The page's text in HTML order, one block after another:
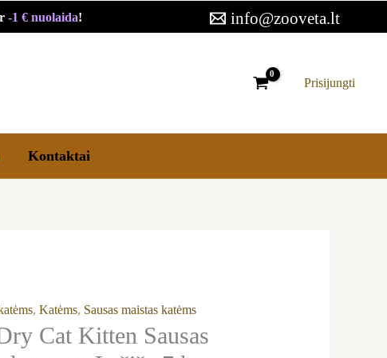
-1 € nuolaida! info@zooveta.lt
Prisijungti
Kontaktai
,Katėms, Sausas maistas katėms
Cat Kitten Sausas